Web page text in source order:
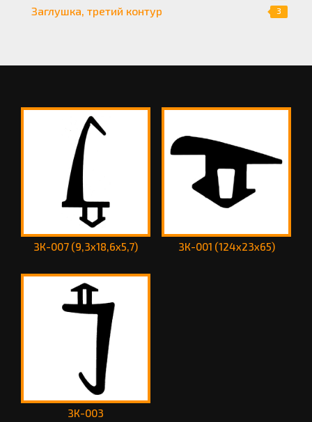
Заглушка, третий контур 3
ЗК-007 (9,3х18,6х5,7) ЗК-001 (124х23х65)
ЗК-003